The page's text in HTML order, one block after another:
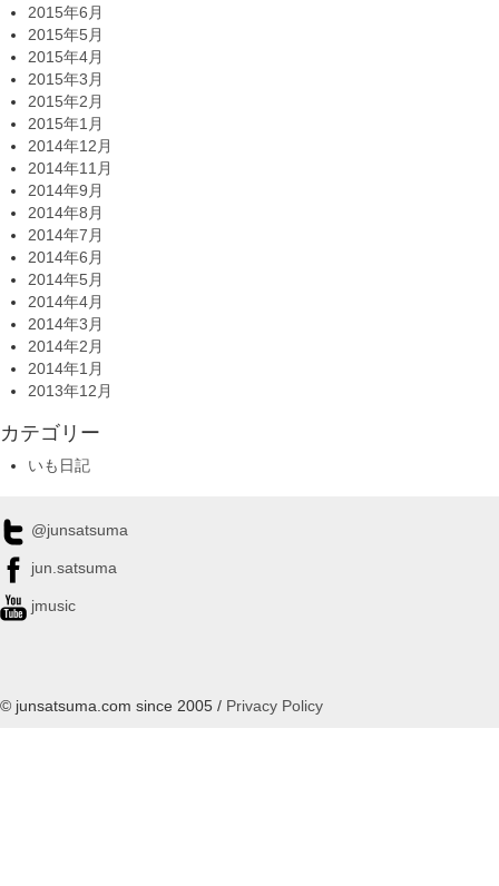
2015年6月
2015年5月
2015年4月
2015年3月
2015年2月
2015年1月
2014年12月
2014年11月
2014年9月
2014年8月
2014年7月
2014年6月
2014年5月
2014年4月
2014年3月
2014年2月
2014年1月
2013年12月
カテゴリー
いも日記
@junsatsuma
jun.satsuma
jmusic
© junsatsuma.com since 2005 / Privacy Policy